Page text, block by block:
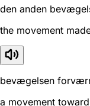
den anden
the movement
bevægelsen
a movement